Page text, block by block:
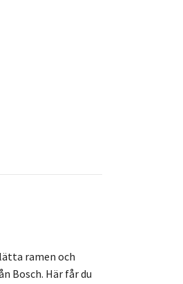
ramen och
Bosch. Här får du